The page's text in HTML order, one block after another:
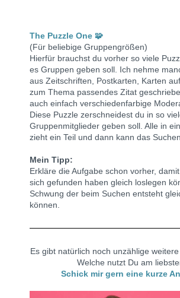
The Puzzle One 🧩
(Für beliebige Gruppengrößen)
Hierfür brauchst du vorher so viele
es Gruppen geben soll. Ich nehme
aus Zeitschriften, Postkarten, Karten
zum Thema passendes Zitat
auch einfach verschiedenfarbige
Diese Puzzle zerschneidest du in so
Gruppenmitglieder geben soll. Alle in
zieht ein Teil und dann kann das
Mein Tipp:
Erkläre die Aufgabe schon vorher,
sich gefunden haben gleich loslegen
Schwung der beim Suchen entsteht
können.
Es gibt natürlich noch unzählige
Welche nutzt Du am
Schick mir gern eine kurze